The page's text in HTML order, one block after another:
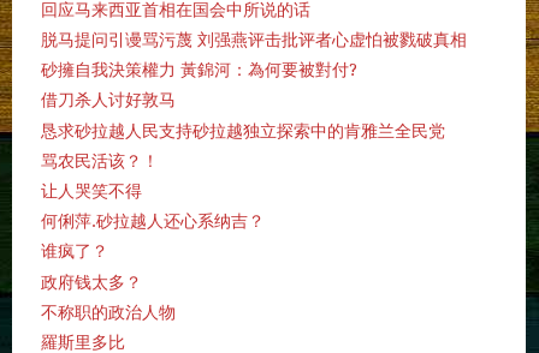
回应马来西亚首相在国会中所说的话
脱马提问引谩骂污蔑 刘强燕评击批评者心虚怕被戮破真相
砂擁自我決策權力 黃錦河：為何要被對付?
借刀杀人讨好敦马
恳求砂拉越人民支持砂拉越独立探索中的肯雅兰全民党
骂农民活该？！
让人哭笑不得
何俐萍.砂拉越人还心系纳吉？
谁疯了？
政府钱太多？
不称职的政治人物
羅斯里多比